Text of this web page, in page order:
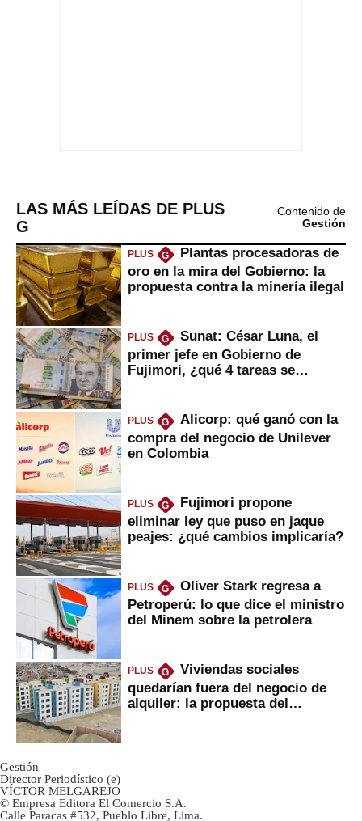
LAS MÁS LEÍDAS DE PLUS
G
Contenido de
Gestión
PLUS G
Plantas procesadoras de
oro en la mira del Gobierno: la
propuesta contra la minería ilegal
PLUS G
Sunat: César Luna, el
primer jefe en Gobierno de
Fujimori, ¿qué 4 tareas se
PLUS G
Alicorp: qué ganó con la
compra del negocio de Unilever
en Colombia
PLUS G
Fujimori propone
eliminar ley que puso en jaque
peajes: ¿qué cambios implicaría?
PLUS G
Oliver Stark regresa a
Petroperú: lo que dice el ministro
del Minem sobre la petrolera
PLUS G
Viviendas sociales
quedarían fuera del negocio de
alquiler: la propuesta del
Gestión
Director Periodístico (e)
VÍCTOR MELGAREJO
© Empresa Editora El Comercio S.A.
Calle Paracas #532, Pueblo Libre, Lima.